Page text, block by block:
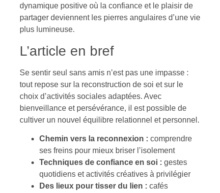
dynamique positive où la confiance et le plaisir de
partager deviennent les pierres angulaires d’une vie
plus lumineuse.
L’article en bref
Se sentir seul sans amis n’est pas une impasse :
tout repose sur la reconstruction de soi et sur le
choix d’activités sociales adaptées. Avec
bienveillance et persévérance, il est possible de
cultiver un nouvel équilibre relationnel et personnel.
Chemin vers la reconnexion : comprendre
ses freins pour mieux briser l’isolement
Techniques de confiance en soi : gestes
quotidiens et activités créatives à privilégier
Des lieux pour tisser du lien : cafés